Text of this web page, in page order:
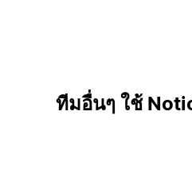
ทีมอื่นๆ ใช้